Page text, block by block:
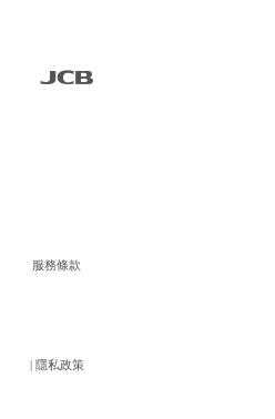
服務條款
                  |
隱私政策